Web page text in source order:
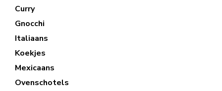
Curry
Gnocchi
Italiaans
Koekjes
Mexicaans
Ovenschotels